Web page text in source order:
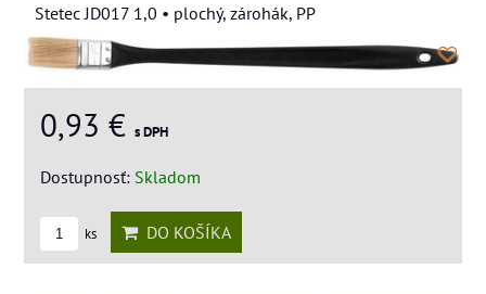
Stetec JD017 1,0 • plochý, zárohák, PP
0,93 € s DPH
Dostupnosť: Skladom
ks DO KOŠÍKA